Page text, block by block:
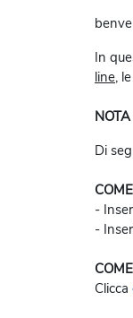
In
line,
Di
-
-
Clicca